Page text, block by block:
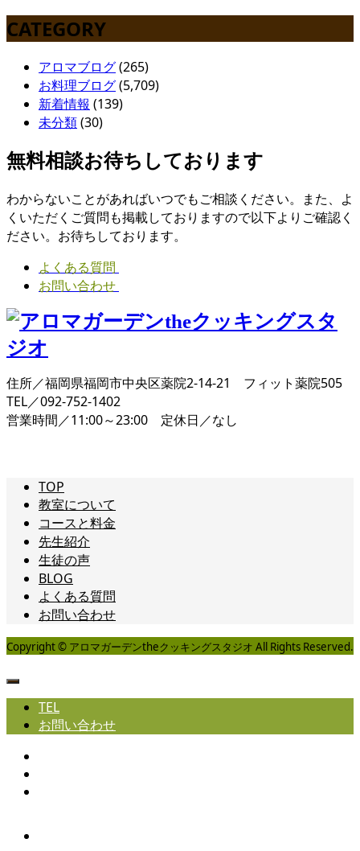
CATEGORY
アロマブログ(265)
お料理ブログ(5,709)
新着情報 (139)
未分類(30)
無料相談お待ちしております
わからないことがあればいつでもご相談ください。また、よ
くいただくご質問も掲載しておりますので以下よりご確認く
ださい。お待ちしております。
よくある質問
お問い合わせ
住所／福岡県福岡市中央区薬院2-14-21 フィット薬院505
TEL／092-752-1402
営業時間／11:00～23:00 定休日／なし
TOP
教室について
コースと料金
先生紹介
生徒の声
BLOG
よくある質問
お問い合わせ
Copyright © アロマガーデンtheクッキングスタジオ All Rights Reserved.
TEL
お問い合わせ